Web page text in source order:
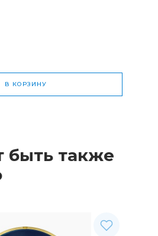
В КОРЗИНУ
быть также